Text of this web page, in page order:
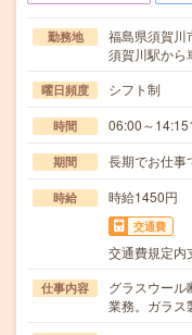
勤務地
福島県須賀川
須賀川駅から
曜日頻度 シフト制
時間 06:00～
期間 長期でお仕事
時給 時給1450円
交通費
交通費規定内
仕事内容
グラスウール
業務。ガラ